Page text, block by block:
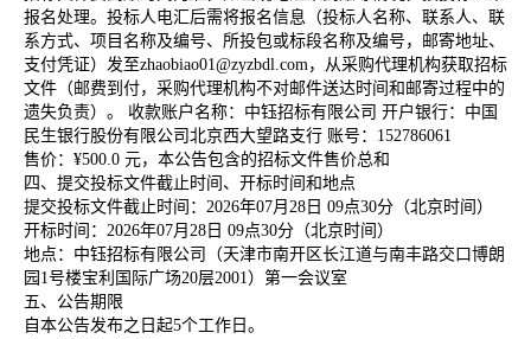
报名处理。投标人电汇后需将报名信息（投标人名称、联系人、联
系方式、项目名称及编号、所投包或标段名称及编号，邮寄地址、
支付凭证）发至zhaobiao01@zyzbdl.com，从采购代理机构获取招标
文件（邮费到付，采购代理机构不对邮件送达时间和邮寄过程中的
遗失负责）。 收款账户名称：中钰招标有限公司 开户银行：中国
民生银行股份有限公司北京西大望路支行 账号：152786061
售价：¥500.0 元，本公告包含的招标文件售价总和
四、提交投标文件截止时间、开标时间和地点
提交投标文件截止时间： 2026年07月28日 09点30分（北京时间）
开标时间： 2026年07月28日 09点30分（北京时间）
地点：中钰招标有限公司（天津市南开区长江道与南丰路交口博朗
园 1号楼宝利国际广场20层2001）第一会议室
五、公告期限
自本公告发布之日起5个工作日。